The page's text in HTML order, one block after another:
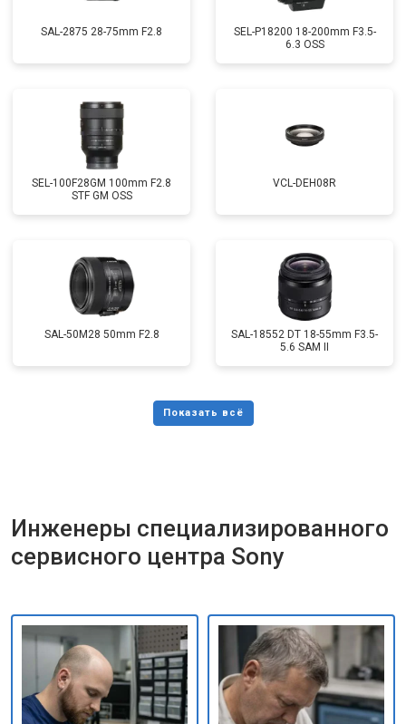
SAL-2875 28-75mm F2.8
SEL-P18200 18-200mm F3.5-
6.3 OSS
SEL-100F28GM 100mm F2.8
STF GM OSS
VCL-DEH08R
SAL-50M28 50mm F2.8
SAL-18552 DT 18-55mm F3.5-
5.6 SAM II
Инженеры специализированного
сервисного центра Sony